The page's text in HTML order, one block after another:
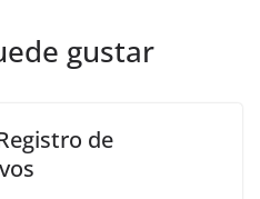
gustar
de